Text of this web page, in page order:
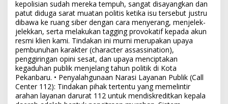
kepolisian sudah mereka tempuh, sangat disayangkan dan
patut diduga sarat muatan politis ketika isu tersebut justru
dibawa ke ruang siber dengan cara menyerang, menjelek-
jelekkan, serta melakukan tagging provokatif kepada akun
resmi klien kami. Tindakan ini murni merupakan upaya
pembunuhan karakter (character assassination),
penggiringan opini sesat, dan upaya menciptakan
kegaduhan publik menjelang tahun politik di Kota
Pekanbaru. • Penyalahgunaan Narasi Layanan Publik (Call
Center 112): Tindakan pihak tertentu yang memelintir
arahan layanan darurat 112 untuk mendiskreditkan kepala